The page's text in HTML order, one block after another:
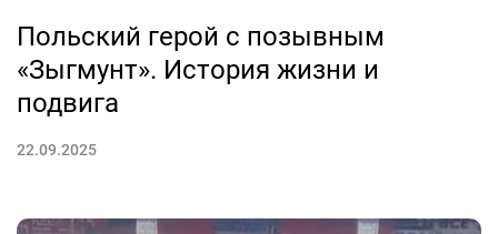
Польский герой с позывным
«Зыгмунт». История жизни и
подвига
22.09.2025